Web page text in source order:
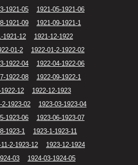
1921-05
1921-05-1921-06
1921-09
1921-09-1921-1
1921-12
1921-12-1922
01-2
1922-01-2-1922-02
1922-04
1922-04-1922-06
1922-08
1922-09-1922-1
12
1922-12-1923
2-1923-02
1923-03-1923-04
1923-06
1923-06-1923-07
1923-1
1923-1-1923-11
2-1923-12
1923-12-1924
03
1924-03-1924-05